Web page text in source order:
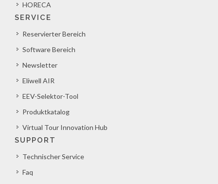
HORECA
SERVICE
Reservierter Bereich
Software Bereich
Newsletter
Eliwell AIR
EEV-Selektor-Tool
Produktkatalog
Virtual Tour Innovation Hub
SUPPORT
Technischer Service
Faq